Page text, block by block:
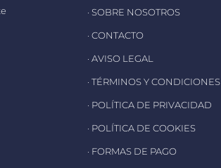
· SOBRE NOSOTROS
· CONTACTO
· AVISO LEGAL
· TÉRMINOS Y CONDICIONES
· POLÍTICA DE PRIVACIDAD
· POLÍTICA DE COOKIES
· FORMAS DE PAGO